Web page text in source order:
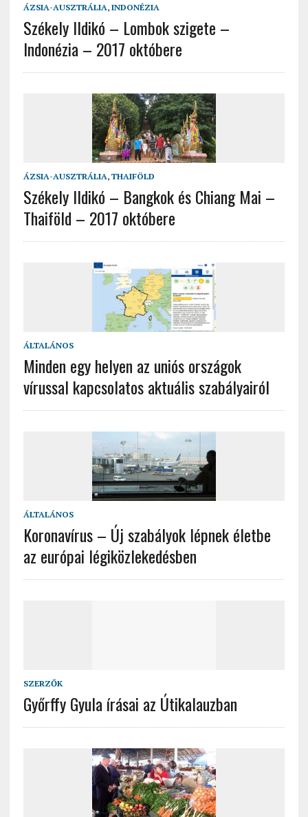
ÁZSIA-AUSZTRÁLIA, INDONÉZIA
Székely Ildikó – Lombok szigete –
Indonézia – 2017 októbere
ÁZSIA-AUSZTRÁLIA, THAIFÖLD
Székely Ildikó – Bangkok és Chiang Mai –
Thaiföld – 2017 októbere
ÁLTALÁNOS
Minden egy helyen az uniós országok
vírussal kapcsolatos aktuális szabályairól
ÁLTALÁNOS
Koronavírus – Új szabályok lépnek életbe
az európai légiközlekedésben
SZERZŐK
Győrffy Gyula írásai az Útikalauzban